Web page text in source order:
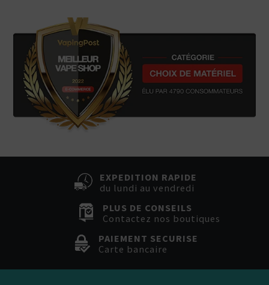
EXPEDITION RAPIDE
du lundi au vendredi
PLUS DE CONSEILS
Contactez nos boutiques
PAIEMENT SECURISE
Carte bancaire